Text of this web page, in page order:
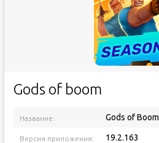
Gods of boom
Название: Gods of Boom
Версия приложения: 19.2.163